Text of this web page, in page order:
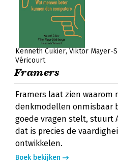
Kenneth Cukier Viktor Mayer-
Véricourt
Framers
Framers laat zien waarom
denkmodellen onmisbaar
goede vragen stelt, stuurt
dat is precies de
ontwikkelen.
Boek bekijken